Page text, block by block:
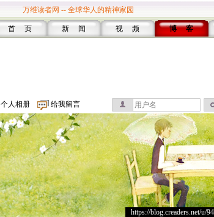
万维读者网 -- 全球华人的精神家园
首 页 新 闻 视 频 博 客
个人相册 给我留言
https://blog.creaders.net/u/